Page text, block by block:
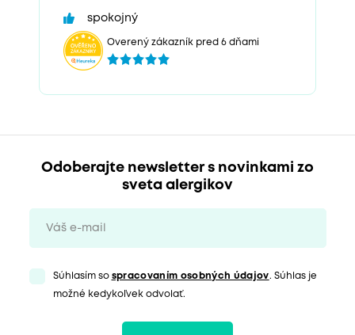
spokojný
Overený zákazník pred 6 dňami
Odoberajte newsletter s novinkami zo
sveta alergikov
Súhlasím so spracovaním osobných údajov. Súhlas je
možné kedykoľvek odvolať.